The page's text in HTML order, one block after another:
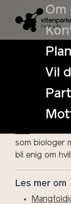
Om
Vil
Det
være alt fra
Diskutér et
som biologer
bli enig om
Les mer om